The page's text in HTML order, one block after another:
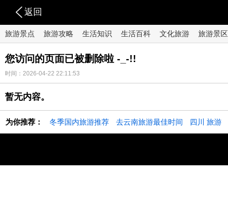
返回
旅游景点 旅游攻略 生活知识 生活百科 文化旅游 旅游景区
您访问的页面已被删除啦 -_-!!
时间：2026-04-22 22:11:53
暂无内容。
为你推荐： 冬季国内旅游推荐 去云南旅游最佳时间 四川 旅游